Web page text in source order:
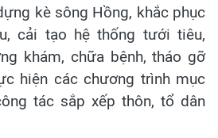
kè sông Hồng, khắc phục
cải tạo hệ thống tưới tiêu,
khám, chữa bệnh, tháo gỡ
hiện các chương trình mục
tác sắp xếp thôn, tổ dân